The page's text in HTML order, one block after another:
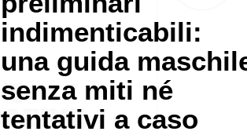
indimenticabili:
una guida
senza miti né
tentativi a caso